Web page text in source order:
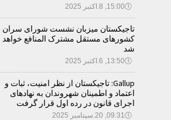
🕔15:00, 8.اکتبر 2025
تاجیکستان میزبان نشست شورای سران
کشورهای مستقل مشترک المنافع خواهد
شد
🕔13:50, 6.اکتبر 2025
Gallup: تاجیکستان از نظر امنیت، ثبات و
اعتماد و اطمینان شهروندان به نهادهای
اجرای قانون در رده اول قرار گرفت
🕔09:31, 20.سپتامبر 2025